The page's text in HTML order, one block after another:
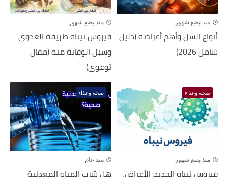
منذ بضع شهور
أنواع السل وأهم أعراضه (دليل
شامل 2026)
منذ بضع شهور
فيروس نيباه طريقة العدوى
وسبل الوقاية منه (مقال
توعوي)
صحة وغذاء
منذ بضع شهور
فيروس نيباه الجديد: الأعراض،
صحة وغذاء
منذ عام
هل شرب المياه المعدنية